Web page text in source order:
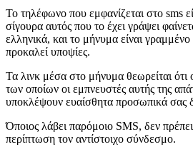
Το τηλέφωνο που εμφανίζεται στο sms
σίγουρα αυτός που το έχει γράψει
ελληνικά, και το μήνυμα είναι
προκαλεί υποψίες.
Τα λινκ μέσα στο μήνυμα θεωρείται
των οποίων οι εμπνευστές αυτής της
υποκλέψουν ευαίσθητα προσωπικά σας
Όποιος λάβει παρόμοιο SMS, δεν
περίπτωση τον αντίστοιχο σύνδεσμο.